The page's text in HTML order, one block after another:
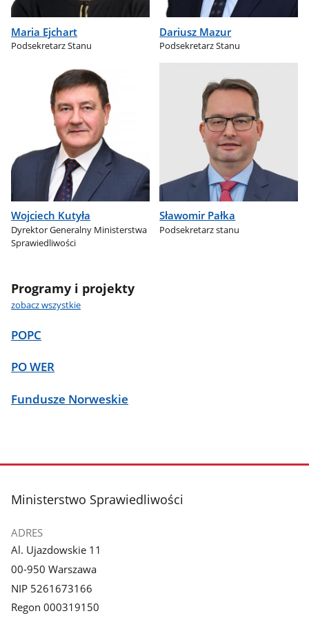
Maria Ejchart
Podsekretarz Stanu
Dariusz Mazur
Podsekretarz Stanu
Wojciech Kutyła
Dyrektor Generalny Ministerstwa
Sprawiedliwości
Sławomir Pałka
Podsekretarz stanu
Programy i projekty
zobacz wszystkie
POPC
PO WER
Fundusze Norweskie
stopka
Ministerstwo Sprawiedliwości
ADRES
Al. Ujazdowskie 11
00-950 Warszawa
NIP 5261673166
Regon 000319150